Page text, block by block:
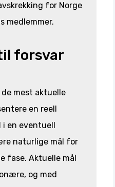
for Norge
medlemmer.
forsvar
de mest aktuelle
en reell
en eventuell
naturlige mål for
fase. Aktuelle mål
og med